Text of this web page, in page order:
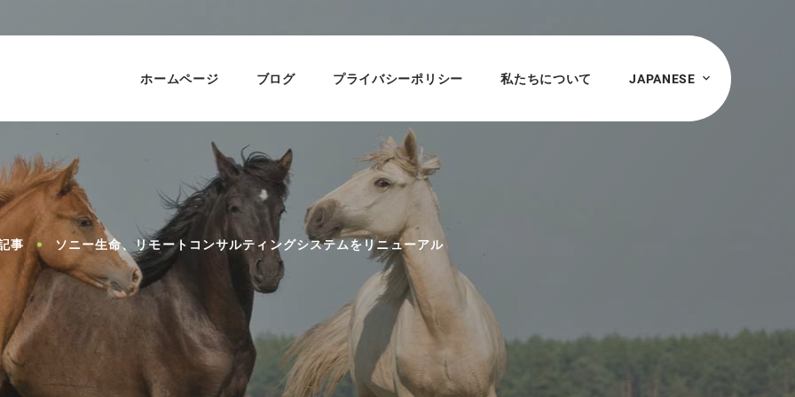
ホームページ ブログ プライバシーポリシー 私たちについて JAPANESE
事 ソニー生命、リモートコンサルティングシステムをリニューアル